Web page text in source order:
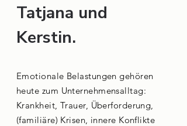
Tatjana und
Kerstin.
​Emotionale Belastungen gehören
heute zum Unternehmensalltag:
Krankheit, Trauer, Überforderung,
(familiäre) Krisen, innere Konflikte